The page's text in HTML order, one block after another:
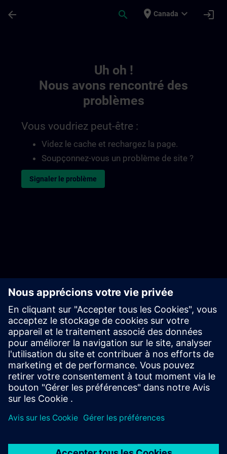
arrow_back search place Canada expand_more login
Uh oh !
Nous avons rencontré des
problèmes
Vous voudriez peut-être :
Videz le cache et rechargez la page.
Soupçonnez-vous un problème de site ?
Signaler le problème